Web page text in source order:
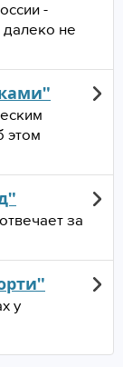
-
не
этом
за
у